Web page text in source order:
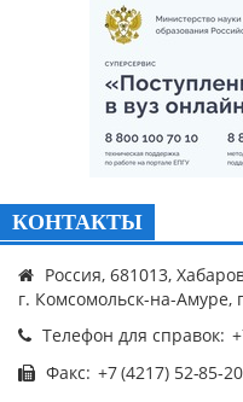
КОНТАКТЫ
Россия, 681013,
г. Комсомольск-на-Амуре,
Телефон для справок:
Факс: